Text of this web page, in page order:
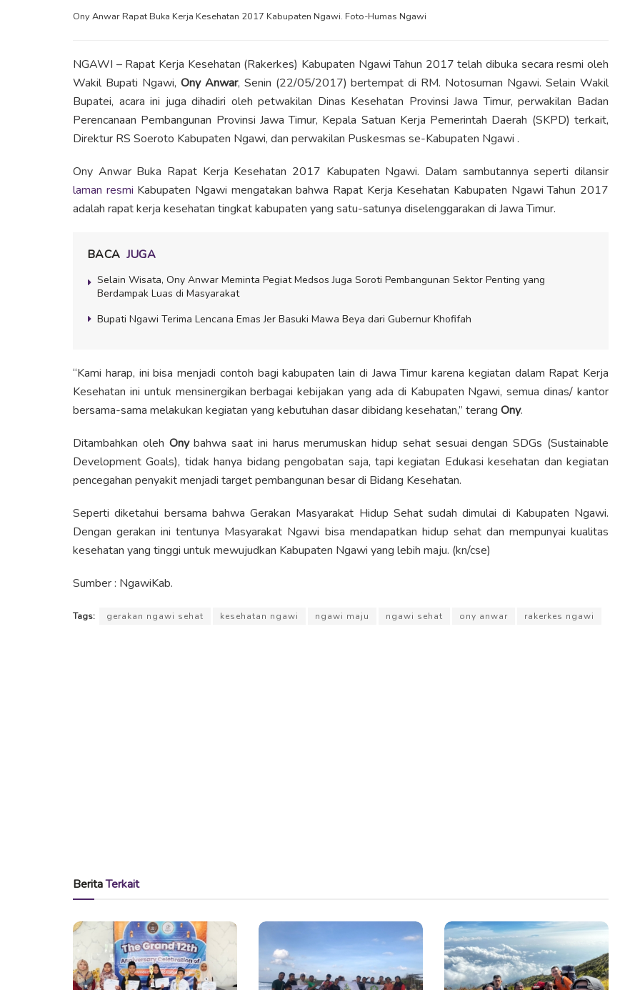
Ony Anwar Rapat Buka Kerja Kesehatan 2017 Kabupaten Ngawi. Foto-Humas Ngawi
NGAWI – Rapat Kerja Kesehatan (Rakerkes) Kabupaten Ngawi Tahun 2017 telah dibuka secara resmi oleh
Wakil Bupati Ngawi, Ony Anwar, Senin (22/05/2017) bertempat di RM. Notosuman Ngawi. Selain Wakil
Bupatei, acara ini juga dihadiri oleh petwakilan Dinas Kesehatan Provinsi Jawa Timur, perwakilan Badan
Perencanaan Pembangunan Provinsi Jawa Timur, Kepala Satuan Kerja Pemerintah Daerah (SKPD) terkait,
Direktur RS Soeroto Kabupaten Ngawi, dan perwakilan Puskesmas se-Kabupaten Ngawi .
Ony Anwar Buka Rapat Kerja Kesehatan 2017 Kabupaten Ngawi. Dalam sambutannya seperti dilansir
laman resmi Kabupaten Ngawi mengatakan bahwa Rapat Kerja Kesehatan Kabupaten Ngawi Tahun 2017
adalah rapat kerja kesehatan tingkat kabupaten yang satu-satunya diselenggarakan di Jawa Timur.
BACA JUGA
Selain Wisata, Ony Anwar Meminta Pegiat Medsos Juga Soroti Pembangunan Sektor Penting yang
Berdampak Luas di Masyarakat
Bupati Ngawi Terima Lencana Emas Jer Basuki Mawa Beya dari Gubernur Khofifah
“Kami harap, ini bisa menjadi contoh bagi kabupaten lain di Jawa Timur karena kegiatan dalam Rapat Kerja
Kesehatan ini untuk mensinergikan berbagai kebijakan yang ada di Kabupaten Ngawi, semua dinas/ kantor
bersama-sama melakukan kegiatan yang kebutuhan dasar dibidang kesehatan,” terang Ony.
Ditambahkan oleh Onybahwa saat ini harus merumuskan hidup sehat sesuai dengan SDGs (Sustainable
Development Goals), tidak hanya bidang pengobatan saja, tapi kegiatan Edukasi kesehatan dan kegiatan
pencegahan penyakit menjadi target pembangunan besar di Bidang Kesehatan.
Seperti diketahui bersama bahwa Gerakan Masyarakat Hidup Sehat sudah dimulai di Kabupaten Ngawi.
Dengan gerakan ini tentunya Masyarakat Ngawi bisa mendapatkan hidup sehat dan mempunyai kualitas
kesehatan yang tinggi untuk mewujudkan Kabupaten Ngawi yang lebih maju. (kn/cse)
Sumber : NgawiKab.
Tags: gerakan ngawi sehat kesehatan ngawi ngawi maju ngawi sehat ony anwar rakerkes ngawi
BeritaTerkait